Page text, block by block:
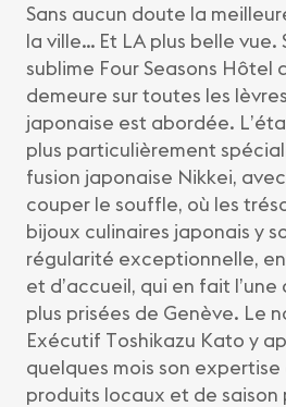
Sans aucun doute la
la ville… Et LA plus belle vue.
sublime Four Seasons Hôtel
demeure sur toutes les
japonaise est abordée.
plus particulièrement
fusion japonaise Nikkei,
couper le souffle, où les
bijoux culinaires japonais y
régularité exceptionnelle,
et d’accueil, qui en fait l’une
plus prisées de Genève. Le
Exécutif Toshikazu Kato y
quelques mois son
produits locaux et de saison